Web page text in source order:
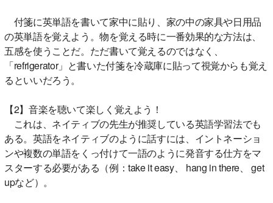
付箋に英単語を書いて家中に貼り、家の中の家具や日用品
の英単語を覚えよう。物を覚える時に一番効果的な方法は、
五感を使うことだ。ただ書いて覚えるのではなく、
「refrigerator」と書いた付箋を冷蔵庫に貼って視覚からも覚え
るといいだろう。
【2】音楽を聴いて楽しく覚えよう！
これは、ネイティブの先生が推奨している英語学習法でも
ある。英語をネイティブのように話すには、イントネーショ
ンや複数の単語をくっ付けて一語のように発音する仕方をマ
スターする必要がある（例：take it easy、 hang in there、 get
upなど）。